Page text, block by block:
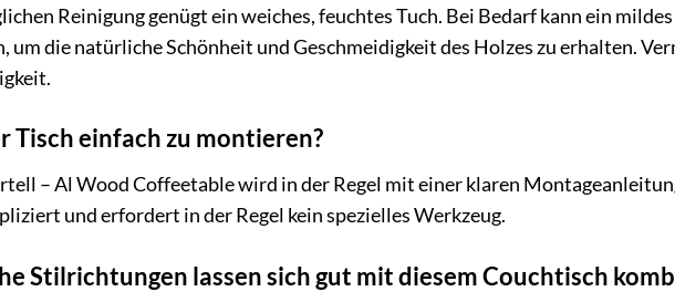
Reinigung genügt ein weiches, feuchtes Tuch. Bei Bedarf kann ein
um die natürliche Schönheit und Geschmeidigkeit des Holzes zu erhalten.
Tisch einfach zu montieren?
– Al Wood Coffeetable wird in der Regel mit einer klaren
und erfordert in der Regel kein spezielles Werkzeug.
Stilrichtungen lassen sich gut mit diesem Couchtisch